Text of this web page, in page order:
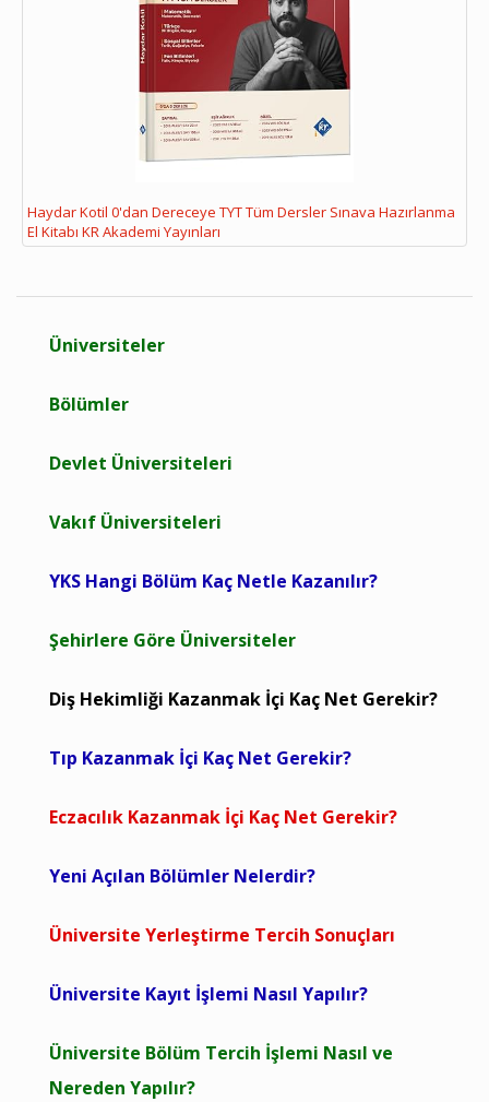
Haydar Kotil 0'dan Dereceye TYT Tüm Dersler Sınava Hazırlanma
El Kitabı KR Akademi Yayınları
Üniversiteler
Bölümler
Devlet Üniversiteleri
Vakıf Üniversiteleri
YKS Hangi Bölüm Kaç Netle Kazanılır?
Şehirlere Göre Üniversiteler
Diş Hekimliği Kazanmak İçi Kaç Net Gerekir?
Tıp Kazanmak İçi Kaç Net Gerekir?
Eczacılık Kazanmak İçi Kaç Net Gerekir?
Yeni Açılan Bölümler Nelerdir?
Üniversite Yerleştirme Tercih Sonuçları
Üniversite Kayıt İşlemi Nasıl Yapılır?
Üniversite Bölüm Tercih İşlemi Nasıl ve
Nereden Yapılır?